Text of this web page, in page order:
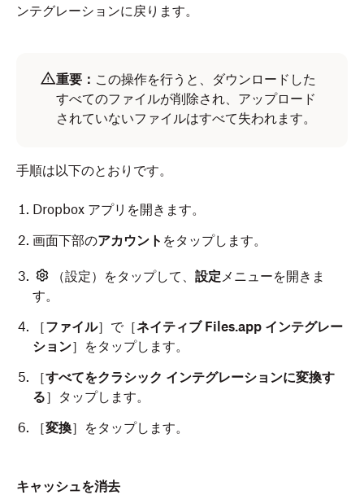
ンテグレーションに戻ります。
重要： この操作を行うと、ダウンロードした
すべてのファイルが削除され、アップロード
されていないファイルはすべて失われます。
手順は以下のとおりです。
Dropbox アプリを開きます。
画面下部のアカウント をタップします。
（設定）をタップして、 設定メニューを開きま
す。
［ファイル］で［ネイティブ Files.app インテグレー
ション］をタップします。
［すべてをクラシック インテグレーションに変換す
る］タップします。
［変換］をタップします。
キャッシュを消去